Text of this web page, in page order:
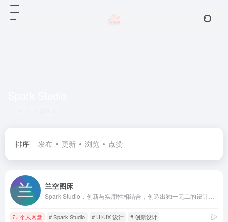
排序 发布 更新 浏览 点赞
兰空图床
个人网盘 # Spark Studio # UI/UX 设计 # 创新设计